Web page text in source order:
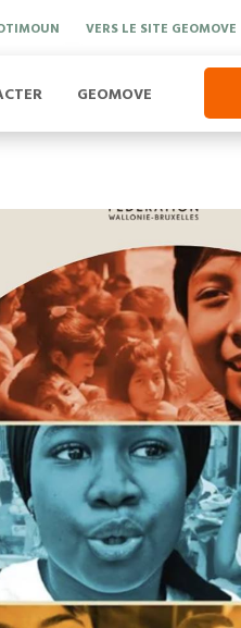
VERS LE SITE GEOMOVE
GEOMOVE